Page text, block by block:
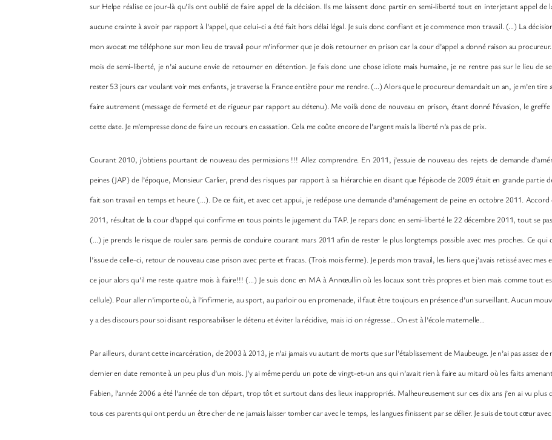
sur Helpe réalise ce jour-là qu’ils ont oublié de faire appel de la décision. Ils me laissent donc partir en semi-liberté tout en interjetant appel de
aucune crainte à avoir par rapport à l’appel, que celui-ci a été fait hors délai légal. Je suis donc confiant et je commence mon travail. (…) La
mon avocat me téléphone sur mon lieu de travail pour m’informer que je dois retourner en prison car la cour d’appel a donné raison au procureur.
mois de semi-liberté, je n’ai aucune envie de retourner en détention. Je fais donc une chose idiote mais humaine, je ne rentre pas sur le lieu de
rester 53 jours car voulant voir mes enfants, je traverse la France entière pour me rendre. (…) Alors que le procureur demandait un an, je m’en tire
faire autrement (message de fermeté et de rigueur par rapport au détenu). Me voilà donc de nouveau en prison, étant donné l’évasion, le
cette date. Je m’empresse donc de faire un recours en cassation. Cela me coûte encore de l’argent mais la liberté n’a pas de prix.
Courant 2010, j’obtiens pourtant de nouveau des permissions !!! Allez comprendre. En 2011, j’essuie de nouveau des rejets de demande
peines (JAP) de l’époque, Monsieur Carlier, prend des risques par rapport à sa hiérarchie en disant que l’épisode de 2009 était en grande partie
fait son travail en temps et heure (…). De ce fait, et avec cet appui, je redépose une demande d’aménagement de peine en octobre 2011.
2011, résultat de la cour d’appel qui confirme en tous points le jugement du TAP. Je repars donc en semi-liberté le 22 décembre 2011, tout se
(…) je prends le risque de rouler sans permis de conduire courant mars 2011 afin de rester le plus longtemps possible avec mes proches. Ce
l’issue de celle-ci, retour de nouveau case prison avec perte et fracas. (Trois mois ferme). Je perds mon travail, les liens que j’avais retissé avec
ce jour alors qu’il me reste quatre mois à faire!!! (…) Je suis donc en MA à Annœullin où les locaux sont très propres et bien mais comme tout
cellule). Pour aller n’importe où, à l’infirmerie, au sport, au parloir ou en promenade, il faut être toujours en présence d’un surveillant. Aucun
y a des discours pour soi disant responsabiliser le détenu et éviter la récidive, mais ici on régresse… On est à l’école maternelle…
Par ailleurs, durant cette incarcération, de 2003 à 2013, je n’ai jamais vu autant de morts que sur l’établissement de Maubeuge. Je n’ai pas assez
dernier en date remonte à un peu plus d’un mois. J’y ai même perdu un pote de vingt-et-un ans qui n’avait rien à faire au mitard où les faits
Fabien, l’année 2006 a été l’année de ton départ, trop tôt et surtout dans des lieux inappropriés. Malheureusement sur ces dix ans j’en ai vu
tous ces parents qui ont perdu un être cher de ne jamais laisser tomber car avec le temps, les langues finissent par se délier. Je suis de tout cœur